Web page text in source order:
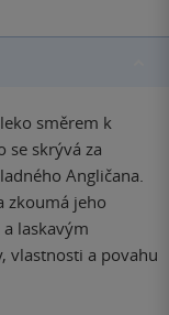
směrem k
se skrývá za
Angličana.
zkoumá jeho
laskavým
vlastnosti a povahu